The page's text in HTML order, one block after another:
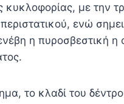
κυκλοφορίας, με την
ενώ
η πυροσβεστική η
το κλαδί του